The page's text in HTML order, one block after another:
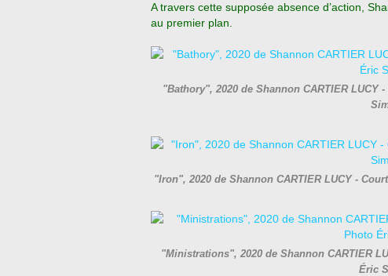
A travers cette supposée absence d’action,
au premier plan.
"Bathory", 2020 de Shannon CARTIER
"Iron", 2020 de Shannon CARTIER LUCY -
"Ministrations", 2020 de Shannon CARTIER
Éric